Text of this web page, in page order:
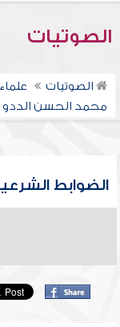
الصوتيات
الصوتيات
محمد الحسن
الضوابط